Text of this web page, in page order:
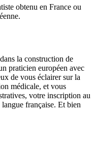
obtenu en France ou
la construction de
praticien européen avec
de vous éclairer sur la
médicale, et vous
votre inscription au
langue française. Et bien